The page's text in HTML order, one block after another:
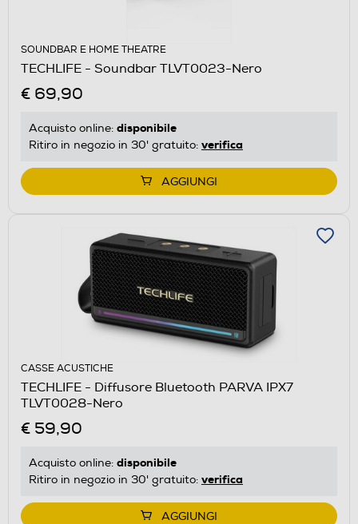
SOUNDBAR E HOME THEATRE
TECHLIFE - Soundbar TLVT0023-Nero
€ 69,90
Acquisto online: disponibile
Ritiro in negozio in 30' gratuito: verifica
AGGIUNGI
CASSE ACUSTICHE
TECHLIFE - Diffusore Bluetooth PARVA IPX7
TLVT0028-Nero
€ 59,90
Acquisto online: disponibile
Ritiro in negozio in 30' gratuito: verifica
AGGIUNGI